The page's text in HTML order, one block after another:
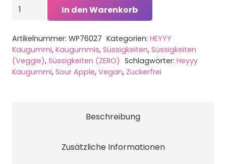
HEYYY
Kaugummi
-
Vegan
-
Zuckerfrei
In den Warenkorb
Artikelnummer: WP76027 Kategorien: HEYYY
Kaugummi, Kaugummis, Süssigkeiten, Süssigkeiten
(Veggie), Süssigkeiten (ZERO) Schlagwörter: Heyyy
Kaugummi, Sour Apple, Vegan, Zuckerfrei
Beschreibung
Zusätzliche Informationen